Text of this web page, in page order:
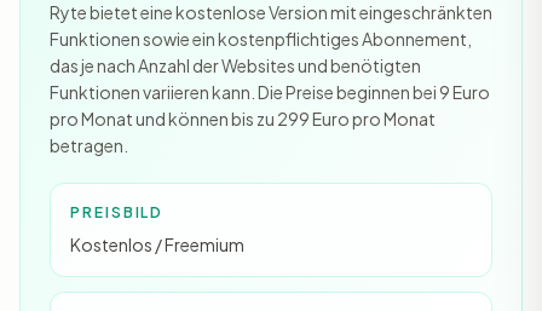
Ryte bietet eine kostenlose Version mit eingeschränkten
Funktionen sowie ein kostenpflichtiges Abonnement,
das je nach Anzahl der Websites und benötigten
Funktionen variieren kann. Die Preise beginnen bei 9 Euro
pro Monat und können bis zu 299 Euro pro Monat
betragen.
PREISBILD
Kostenlos / Freemium